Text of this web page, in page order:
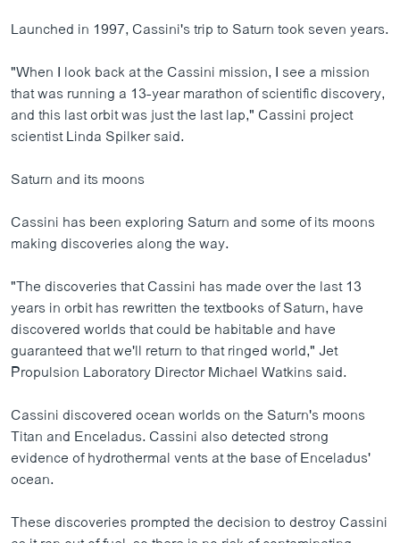
Launched in 1997, Cassini's trip to Saturn took seven years.
"When I look back at the Cassini mission, I see a mission
that was running a 13-year marathon of scientific discovery,
and this last orbit was just the last lap," Cassini project
scientist Linda Spilker said.
Saturn and its moons
Cassini has been exploring Saturn and some of its moons
making discoveries along the way.
"The discoveries that Cassini has made over the last 13
years in orbit has rewritten the textbooks of Saturn, have
discovered worlds that could be habitable and have
guaranteed that we'll return to that ringed world," Jet
Propulsion Laboratory Director Michael Watkins said.
Cassini discovered ocean worlds on the Saturn's moons
Titan and Enceladus. Cassini also detected strong
evidence of hydrothermal vents at the base of Enceladus'
ocean.
These discoveries prompted the decision to destroy Cassini